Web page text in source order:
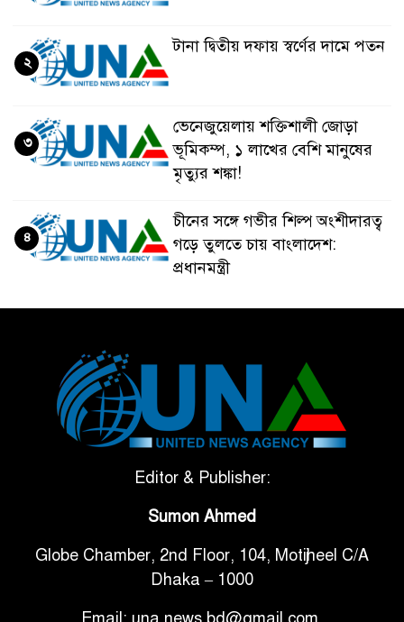
টানা দ্বিতীয় দফায় স্বর্ণের দামে পতন
২
ভেনেজুয়েলায় শক্তিশালী জোড়া
ভূমিকম্প, ১ লাখের বেশি মানুষের
মৃত্যুর শঙ্কা!
৩
চীনের সঙ্গে গভীর শিল্প অংশীদারত্ব
গড়ে তুলতে চায় বাংলাদেশ:
প্রধানমন্ত্রী
৪
টানা ৩ ম্যাচে গোল ভিনির, ইতিহাস
বলছে বিশ্বকাপ জিতবে ব্রাজিল
সরকারি ৩শ কেজি বই বিক্রির
গাড়ি বিক্রির পর মালিকানা
পরিবর্তনে কঠোর নির্দেশনা
Editor & Publisher:
Sumon Ahmed
Globe Chamber, 2nd Floor, 104, Motijheel C/A
Dhaka – 1000